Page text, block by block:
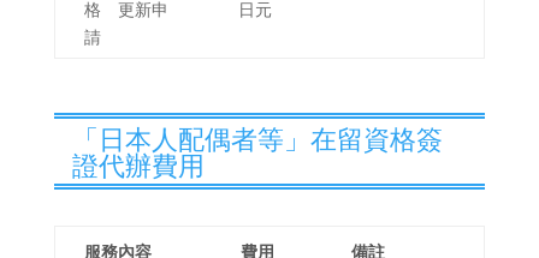
格 更新申
請
日元
「日本人配偶者等」在留資格簽
證代辦費用
服務內容 費用 備註